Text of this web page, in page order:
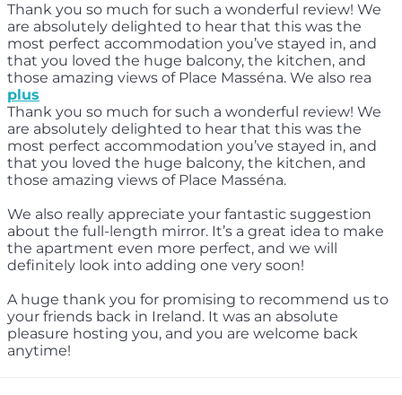
Thank you so much for such a wonderful review! We
are absolutely delighted to hear that this was the
most perfect accommodation you’ve stayed in, and
that you loved the huge balcony, the kitchen, and
those amazing views of Place Masséna. We also rea
plus
Thank you so much for such a wonderful review! We
are absolutely delighted to hear that this was the
most perfect accommodation you’ve stayed in, and
that you loved the huge balcony, the kitchen, and
those amazing views of Place Masséna.
We also really appreciate your fantastic suggestion
about the full-length mirror. It’s a great idea to make
the apartment even more perfect, and we will
definitely look into adding one very soon!
A huge thank you for promising to recommend us to
your friends back in Ireland. It was an absolute
pleasure hosting you, and you are welcome back
anytime!